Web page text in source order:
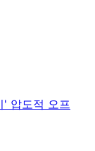
압도적 오프